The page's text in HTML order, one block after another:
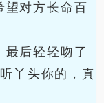
望对方长命百
最后轻轻吻了
丫头你的，真